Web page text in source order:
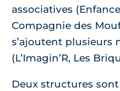
associatives
Compagnie des
s’ajoutent plusieurs
(L’Imagin’R, Les
Deux structures sont